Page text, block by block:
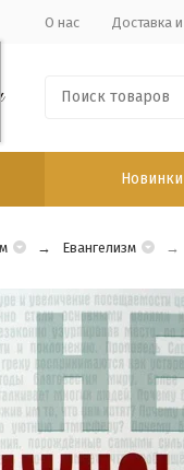
О нас Доставка
Новинки
Евангелизм